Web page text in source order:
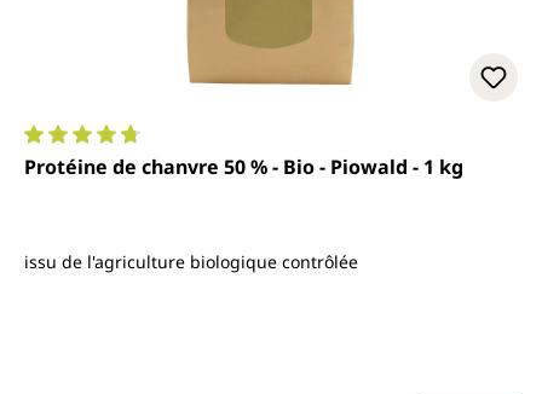
Note moyenne de 4.8 sur 5 étoiles
Protéine de chanvre 50 % - Bio - Piowald - 1 kg
issu de l'agriculture biologique contrôlée